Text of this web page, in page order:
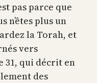
pas parce que
n’êtes plus un
la Torah, et
vers
31, qui décrit en
des